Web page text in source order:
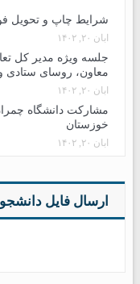
شرایط چاپ و تحویل
آبان ۲۰, ۱۴۰۲
جلسه ویژه مدیر کل
معاون، روسای ستادی
آبان ۲۰, ۱۴۰۲
مشارکت دانشگاه
خوزستان
آبان ۲۰, ۱۴۰۲
ارسال فایل